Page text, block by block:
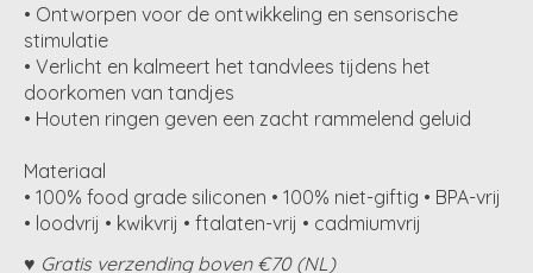
• Ontworpen voor de ontwikkeling en sensorische
stimulatie
• Verlicht en kalmeert het tandvlees tijdens het
doorkomen van tandjes
• Houten ringen geven een zacht rammelend geluid
Materiaal
• 100% food grade siliconen • 100% niet-giftig • BPA-vrij
• loodvrij • kwikvrij • ftalaten-vrij • cadmiumvrij
♥ Gratis verzending boven €70 (NL)